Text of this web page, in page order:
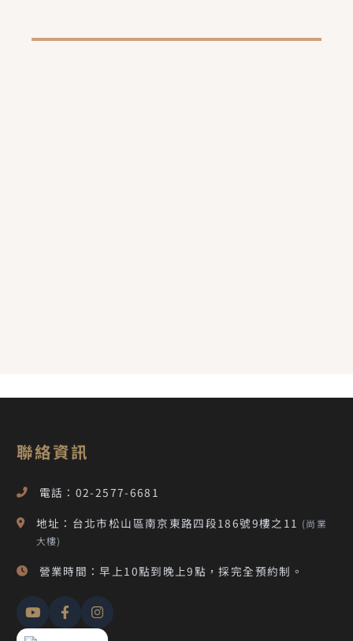
聯絡資訊
電話：02-2577-6681
地址：台北市松山區南京東路四段186號9樓之11 (尚業
大樓)
營業時間：早上10點到晚上9點，採完全預約制。